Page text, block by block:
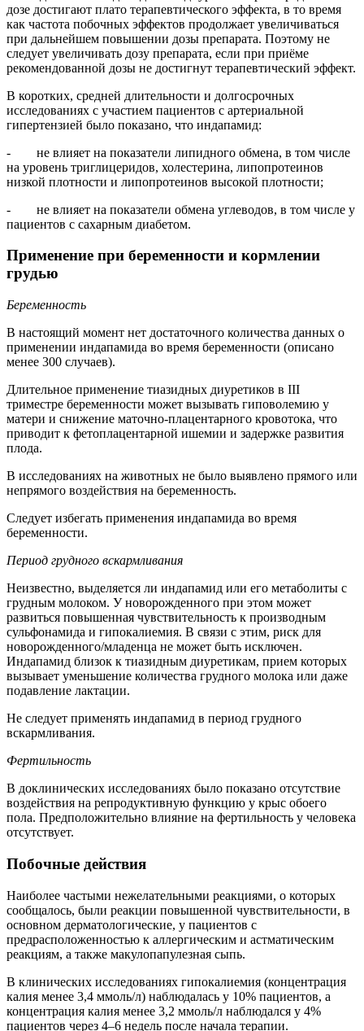
дозе достигают плато терапевтического эффекта, в то время
как частота побочных эффектов продолжает увеличиваться
при дальнейшем повышении дозы препарата. Поэтому не
следует увеличивать дозу препарата, если при приёме
рекомендованной дозы не достигнут терапевтический эффект.
В коротких, средней длительности и долгосрочных
исследованиях с участием пациентов с артериальной
гипертензией было показано, что индапамид:
- не влияет на показатели липидного обмена, в том числе
на уровень триглицеридов, холестерина, липопротеинов
низкой плотности и липопротеинов высокой плотности;
- не влияет на показатели обмена углеводов, в том числе у
пациентов с сахарным диабетом.
Применение при беременности и кормлении
грудью
Беременность
В настоящий момент нет достаточного количества данных о
применении индапамида во время беременности (описано
менее 300 случаев).
Длительное применение тиазидных диуретиков в III
триместре беременности может вызывать гиповолемию у
матери и снижение маточно-плацентарного кровотока, что
приводит к фетоплацентарной ишемии и задержке развития
плода.
В исследованиях на животных не было выявлено прямого или
непрямого воздействия на беременность.
Следует избегать применения индапамида во время
беременности.
Период грудного вскармливания
Неизвестно, выделяется ли индапамид или его метаболиты с
грудным молоком. У новорожденного при этом может
развиться повышенная чувствительность к производным
сульфонамида и гипокалиемия. В связи с этим, риск для
новорожденного/младенца не может быть исключен.
Индапамид близок к тиазидным диуретикам, прием которых
вызывает уменьшение количества грудного молока или даже
подавление лактации.
Не следует применять индапамид в период грудного
вскармливания.
Фертильность
В доклинических исследованиях было показано отсутствие
воздействия на репродуктивную функцию у крыс обоего
пола. Предположительно влияние на фертильность у человека
отсутствует.
Побочные действия
Наиболее частыми нежелательными реакциями, о которых
сообщалось, были реакции повышенной чувствительности, в
основном дерматологические, у пациентов с
предрасположенностью к аллергическим и астматическим
реакциям, а также макулопапулезная сыпь.
В клинических исследованиях гипокалиемия (концентрация
калия менее 3,4 ммоль/л) наблюдалась у 10% пациентов, а
концентрация калия менее 3,2 ммоль/л наблюдался у 4%
пациентов через 4–6 недель после начала терапии.